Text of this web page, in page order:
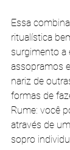
Essa
ritualística
surgimento a
assopramos
nariz de
formas de
Rume: você
através de
sopro